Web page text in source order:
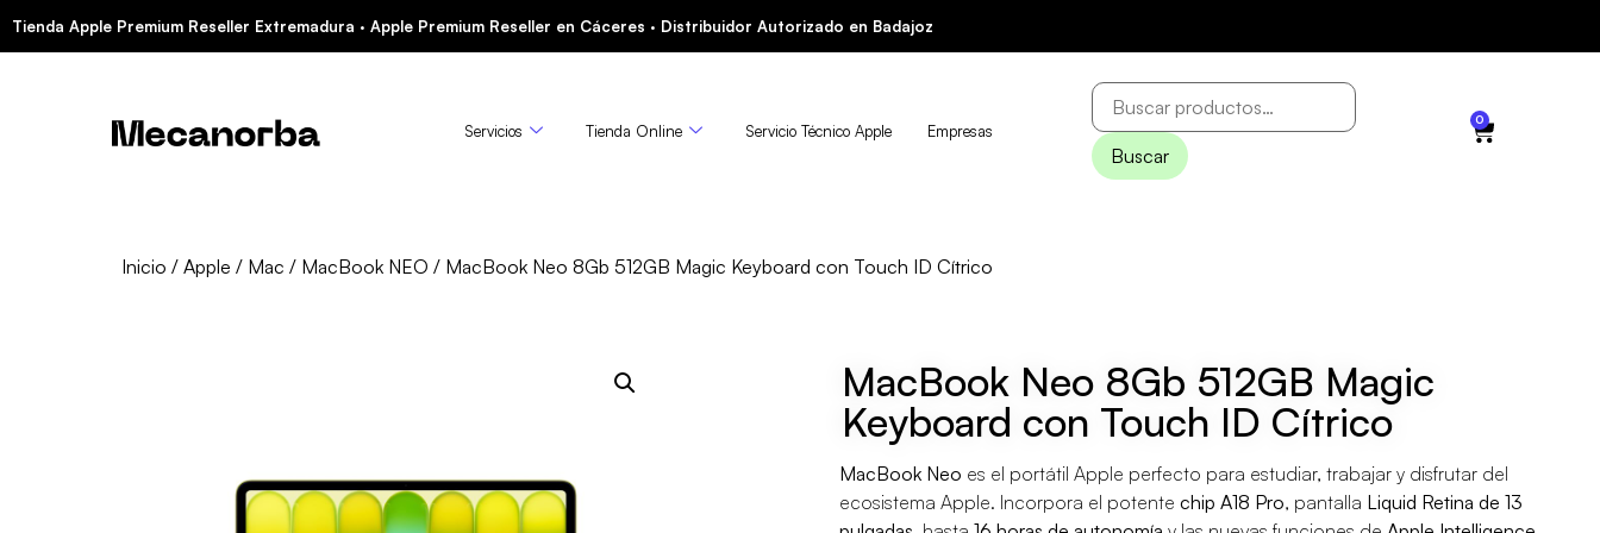
Tienda Apple Premium Reseller Extremadura · Apple Premium Reseller en Cáceres · Distribuidor Autorizado en Badajoz
Servicios Tienda Online Servicio Técnico Apple Empresas
Buscar
0
Inicio / Apple / Mac / MacBook NEO / MacBook Neo 8Gb 512GB Magic Keyboard con Touch ID Cítrico
MacBook Neo 8Gb 512GB Magic
Keyboard con Touch ID Cítrico
MacBook Neo es el portátil Apple perfecto para estudiar, trabajar y disfrutar del
ecosistema Apple. Incorpora el potente chip A18 Pro, pantalla Liquid Retina de 13